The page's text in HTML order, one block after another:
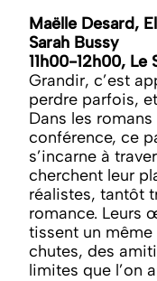
Maëlle Desard,
Sarah Bussy
11h00-12h00, Le
Grandir, c’est
perdre parfois,
Dans les
conférence, ce
s’incarne à
cherchent leur
réalistes, tantôt
romance. Leurs
tissent un
chutes, des
limites que l’on